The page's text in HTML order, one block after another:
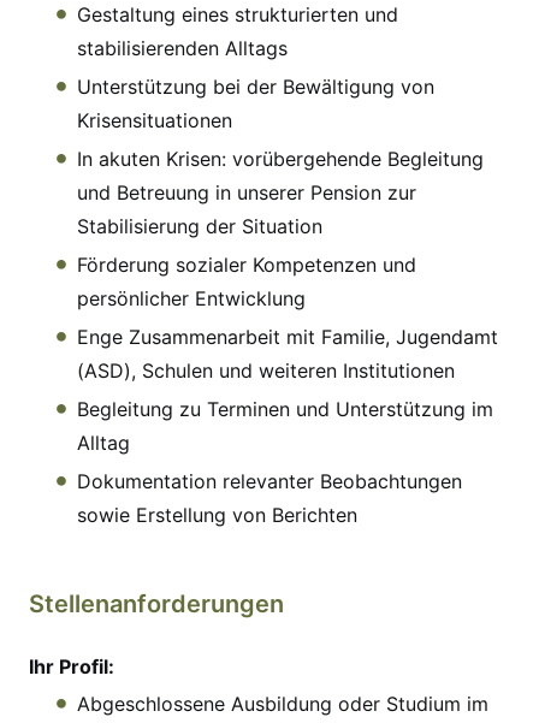
Gestaltung eines strukturierten und
stabilisierenden Alltags
Unterstützung bei der Bewältigung von
Krisensituationen
In akuten Krisen: vorübergehende Begleitung
und Betreuung in unserer Pension zur
Stabilisierung der Situation
Förderung sozialer Kompetenzen und
persönlicher Entwicklung
Enge Zusammenarbeit mit Familie, Jugendamt
(ASD), Schulen und weiteren Institutionen
Begleitung zu Terminen und Unterstützung im
Alltag
Dokumentation relevanter Beobachtungen
sowie Erstellung von Berichten
Stellenanforderungen
Ihr Profil:
Abgeschlossene Ausbildung oder Studium im